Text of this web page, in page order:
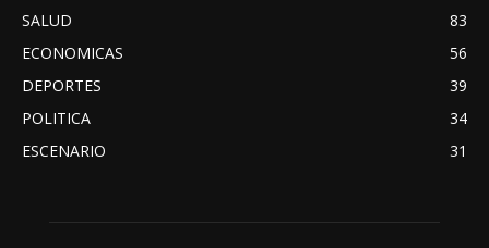
SALUD
83
ECONOMICAS
56
DEPORTES
39
POLITICA
34
ESCENARIO
31